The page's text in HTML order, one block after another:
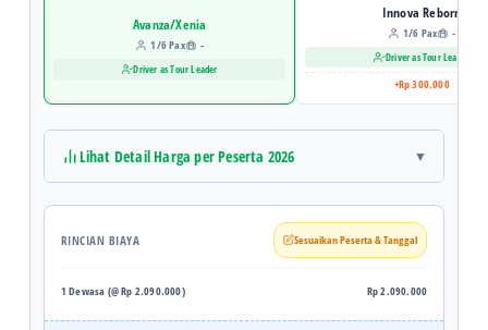
Avanza/Xenia
1/6 Pax -
Driver as Tour Leader
Innova Reborn
1/6 Pax -
Driver as Tour Leader
+Rp 300.000
Lihat Detail Harga per Peserta 2026
RINCIAN BIAYA Sesuaikan Peserta & Tanggal
1 Dewasa (@ Rp 2.090.000) Rp 2.090.000